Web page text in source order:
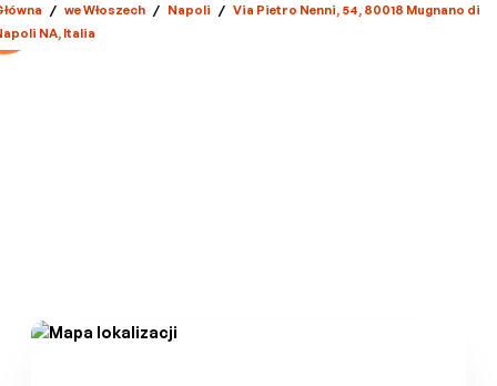
/ we Włoszech / Napoli / Via Pietro Nenni, 54, 80018 Mugnano di
NA, Italia